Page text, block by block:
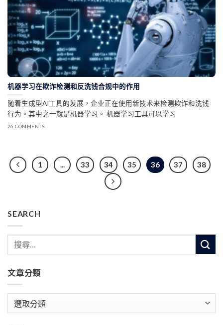
SEARCH
文章分類
机器学习在欺诈检测和反洗钱合规中的作用
随着生成型AI工具的发展，企业正在使用新技术来检测欺诈和洗钱
行为。其中之一就是机器学习。 机器学习工具可以学习
26 COMMENTS
1 ... 33 34 35 36 37 38